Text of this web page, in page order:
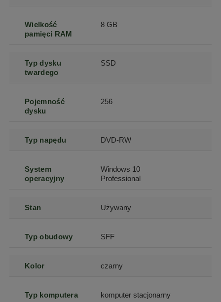
Wielkość
pamięci RAM
8 GB
Typ dysku
twardego
SSD
Pojemność
dysku
256
Typ napędu DVD-RW
System
operacyjny
Windows 10
Professional
Stan Używany
Typ obudowy SFF
Kolor czarny
Typ komputera komputer stacjonarny